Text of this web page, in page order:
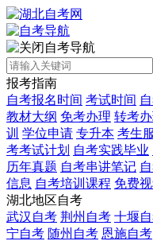
自考导航
报考指南
自考报名时间 考试时间
教材大纲 免考办理 转考
训 学位申请 专升本 考生
考考试计划 自考实践毕业
历年真题 自考串讲笔记
信息 自考培训课程 免费
湖北地区自考
武汉自考 荆州自考 十堰
宁自考 随州自考 恩施自考